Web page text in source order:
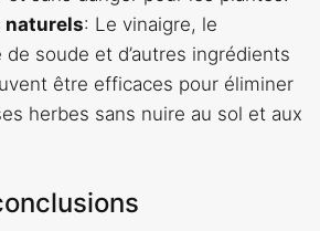
naturels: Le vinaigre, le
de soude et d’autres ingrédients
être efficaces pour éliminer
herbes sans nuire au sol et aux